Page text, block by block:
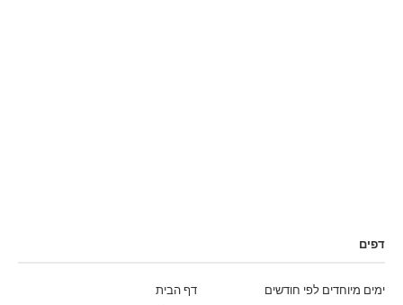
דפים
דף הבית
ימים מיוחדים לפי חודשים